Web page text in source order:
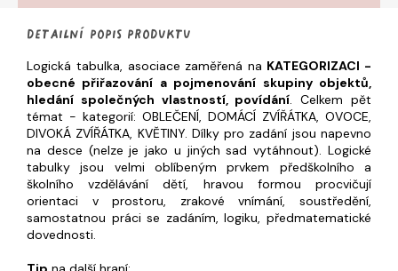
Detailní popis produktu
Logická tabulka, asociace zaměřená na KATEGORIZACI -
obecné přiřazování a pojmenování skupiny objektů,
hledání společných vlastností, povídání. Celkem pět
témat - kategorií: OBLEČENÍ, DOMÁCÍ ZVÍŘÁTKA, OVOCE,
DIVOKÁ ZVÍŘÁTKA, KVĚTINY. Dílky pro zadání jsou napevno
na desce (nelze je jako u jiných sad vytáhnout). Logické
tabulky jsou velmi oblíbeným prvkem předškolního a
školního vzdělávání dětí, hravou formou procvičují
orientaci v prostoru, zrakové vnímání, soustředění,
samostatnou práci se zadáním, logiku, předmatematické
dovednosti.